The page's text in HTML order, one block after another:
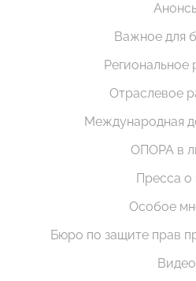
Важное для
Региональное
Отраслевое
Международная
ОПОРА в
Пресса о
Особое
Бюро по защите прав
Видео